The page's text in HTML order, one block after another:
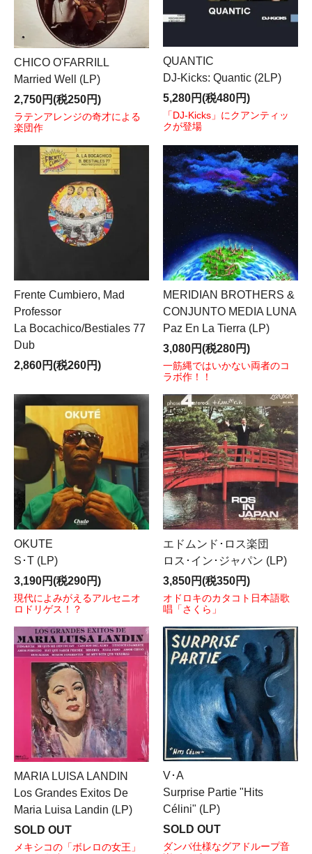
CHICO O'FARRILL
Married Well (LP)
2,750円(税250円)
ラテンアレンジの奇才による
楽団作
QUANTIC
DJ-Kicks: Quantic (2LP)
5,280円(税480円)
「DJ-Kicks」にクアンティッ
クが登場
Frente Cumbiero, Mad
Professor
La Bocachico/Bestiales 77
Dub
2,860円(税260円)
MERIDIAN BROTHERS &
CONJUNTO MEDIA LUNA
Paz En La Tierra (LP)
3,080円(税280円)
一筋縄ではいかない両者のコ
ラボ作！！
OKUTE
S･T (LP)
3,190円(税290円)
現代によみがえるアルセニオ
ロドリゲス！？
エドムンド･ロス楽団
ロス･イン･ジャパン (LP)
3,850円(税350円)
オドロキのカタコト日本語歌
唱「さくら」
MARIA LUISA LANDIN
Los Grandes Exitos De
Maria Luisa Landin (LP)
SOLD OUT
メキシコの「ボレロの女王」
V･A
Surprise Partie "Hits
Célini" (LP)
SOLD OUT
ダンパ仕様なグアドループ音